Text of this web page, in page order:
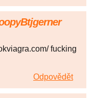
fucking
Odpovědět